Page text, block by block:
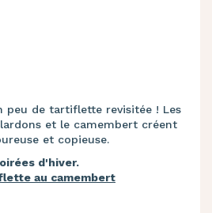
peu de tartiflette revisitée ! Les
et le camembert créent
et copieuse.
d'hiver.
au camembert